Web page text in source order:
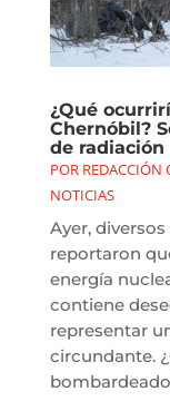
¿Qué
Chernóbil?
de radiación
POR REDACCIÓN
NOTICIAS
Ayer,
reportaron
energía
contiene
representar
circundante.